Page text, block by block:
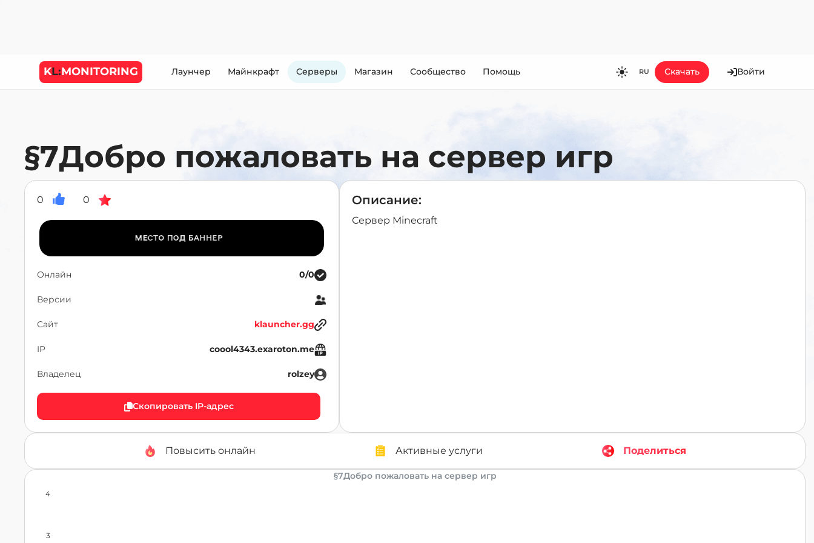
KL:MONITORING Лаунчер Майнкрафт Cерверы Магазин Сообщество Помощь RU Скачать Войти
§7Добро пожаловать на сервер игр
0 0
Онлайн 0/0
Версии
Сайт klauncher.gg
IP coool4343.exaroton.me
Владелец rolzey
Скопировать IP-адрес
Описание:
Сервер Minecraft
Повысить онлайн Активные услуги Поделиться
§7Добро пожаловать на сервер игр
3
4